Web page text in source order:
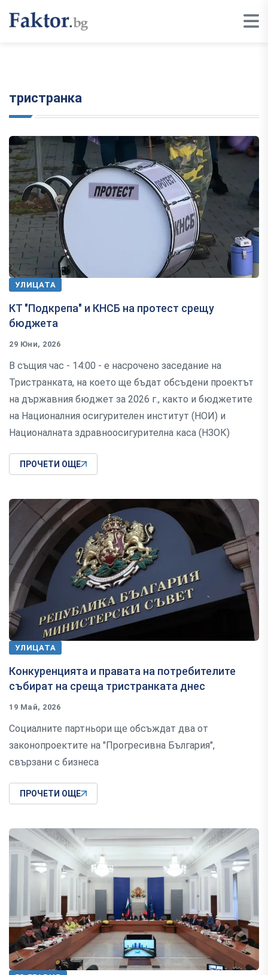
тристранка
УЛИЦАТА
КТ "Подкрепа" и КНСБ на протест срещу
бюджета
29 Юни, 2026
В същия час - 14:00 - е насрочено заседание на
Тристранката, на което ще бъдат обсъдени проектът
на държавния бюджет за 2026 г., както и бюджетите
на Националния осигурителен институт (НОИ) и
Националната здравноосигурителна каса (НЗОК)
ПРОЧЕТИ ОЩЕ
УЛИЦАТА
Конкуренцията и правата на потребителите
събират на среща тристранката днес
19 Май, 2026
Социалните партньори ще обсъждат два от
законопроектите на "Прогресивна България",
свързани с бизнеса
ПРОЧЕТИ ОЩЕ